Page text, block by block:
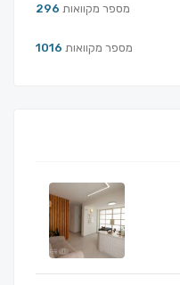
296 מספר מקוואות
1016 מספר מקוואות